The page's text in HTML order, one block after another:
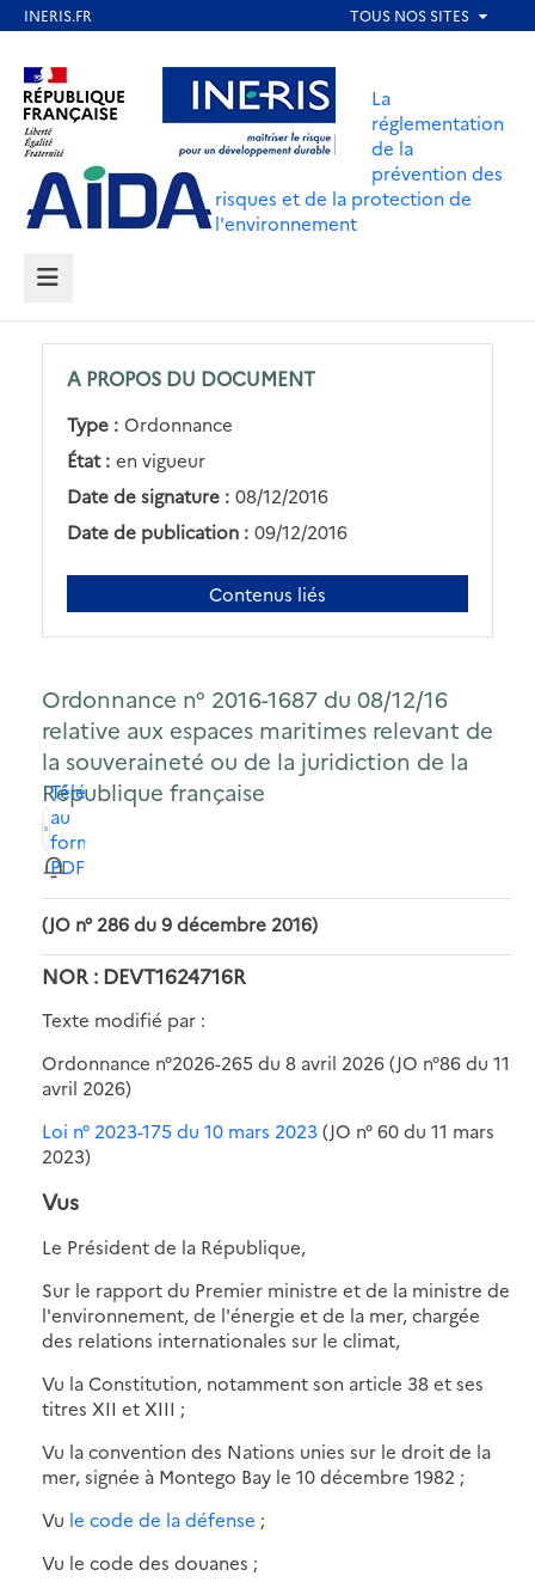
contenu
principal
Aller au contenu Aller au menu
Aller au pied de page
La
réglementation
de la
prévention des
risques et de la protection de
l'environnement
MENU
A PROPOS DU DOCUMENT
Type : Ordonnance
État : en vigueur
Date de signature : 08/12/2016
Date de publication : 09/12/2016
Contenus liés
Ordonnance n° 2016-1687 du 08/12/16
relative aux espaces maritimes relevant de
la souveraineté ou de la juridiction de la
République française
Télécharger
au
format
PDF
(JO n° 286 du 9 décembre 2016)
NOR : DEVT1624716R
Texte modifié par :
Ordonnance n°2026-265 du 8 avril 2026 (JO n°86 du 11
avril 2026)
Loi n° 2023-175 du 10 mars 2023 (JO n° 60 du 11 mars
2023)
Vus
Le Président de la République,
Sur le rapport du Premier ministre et de la ministre de
l'environnement, de l'énergie et de la mer, chargée
des relations internationales sur le climat,
Vu la Constitution, notamment son article 38 et ses
titres XII et XIII ;
Vu la convention des Nations unies sur le droit de la
mer, signée à Montego Bay le 10 décembre 1982 ;
Vu le code de la défense ;
Vu le code des douanes ;